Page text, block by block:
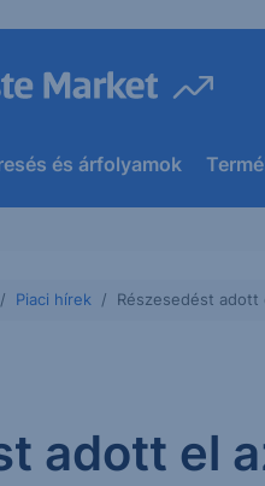
és árfolyamok
Piaci hírek Részesedést adott
adott el